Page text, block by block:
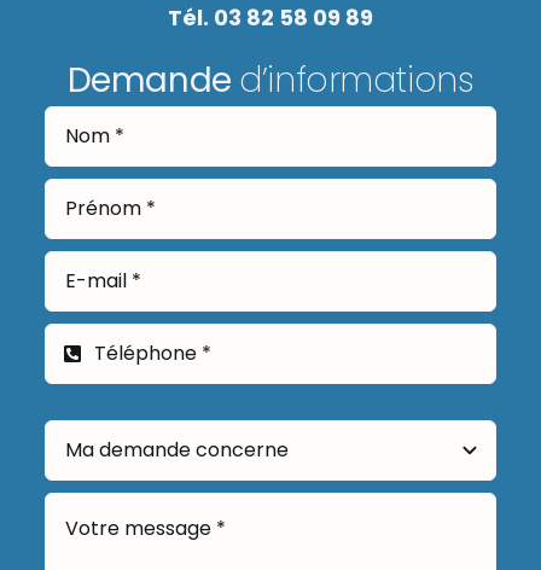
Tél. 03 82 58 09 89
Demande d’informations